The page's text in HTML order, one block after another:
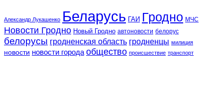
Александр Лукашенко Беларусь ГАИ Гродно МЧС
Новости Гродно Новый Гродно автоновости белорус
белорусы гродненская область гродненцы милиция
новости новости города общество происшествие транспорт